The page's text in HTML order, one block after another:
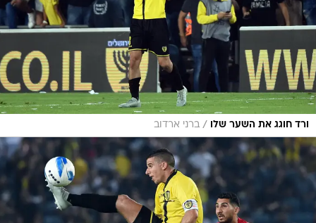
ורד חוגג את השער שלו / ברני ארדוב